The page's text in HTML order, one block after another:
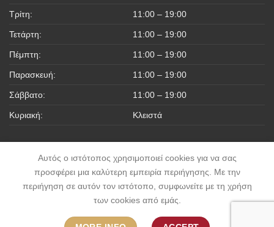
Τρίτη: 11:00 – 19:00
Τετάρτη: 11:00 – 19:00
Πέμπτη: 11:00 – 19:00
Παρασκευή: 11:00 – 19:00
Σάββατο: 11:00 – 19:00
Κυριακή: Κλειστά
ΠΟΛΙΤΙΚΉ ΕΠΙΣΤΡΟΦΏΝ & ΑΚΥΡΏΣΕΩΝ
ΌΡΟΙ ΧΡΉΣΗΣ & ΠΡΟΫΠΟΘΈΣΕΙΣ
ΤΡΌΠΟΙ ΠΛΗΡΩΜΉΣ
Αυτός ο ιστότοπος χρησιμοποιεί cookies για να σας
προσφέρει μια καλύτερη εμπειρία περιήγησης. Με την
περιήγηση σε αυτόν τον ιστότοπο, συμφωνείτε με τη χρήση
των cookies από εμάς.